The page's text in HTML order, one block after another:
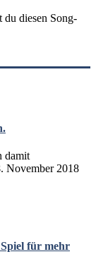
du diesen Song-
damit
November 2018
für mehr